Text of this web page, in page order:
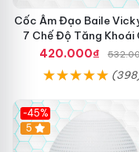
l
ầ
r
u
7
c
Bảo quản:
– Nơi sạchở đâu tốt
– Nhiệt độ cất giữ
– Tránh ánh nắng mặt
Cốc Âm Đạo Baile
7 Chế Độ Tăng Khoái
420.000₫
-45%
Hot
5